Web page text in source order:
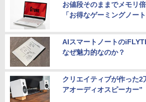
お値段そのままでメモリ
「お得なゲーミングノート
AIスマートノートの
なぜ魅力的なのか？
クリエイティブが作った2
アオーディオスピーカー”